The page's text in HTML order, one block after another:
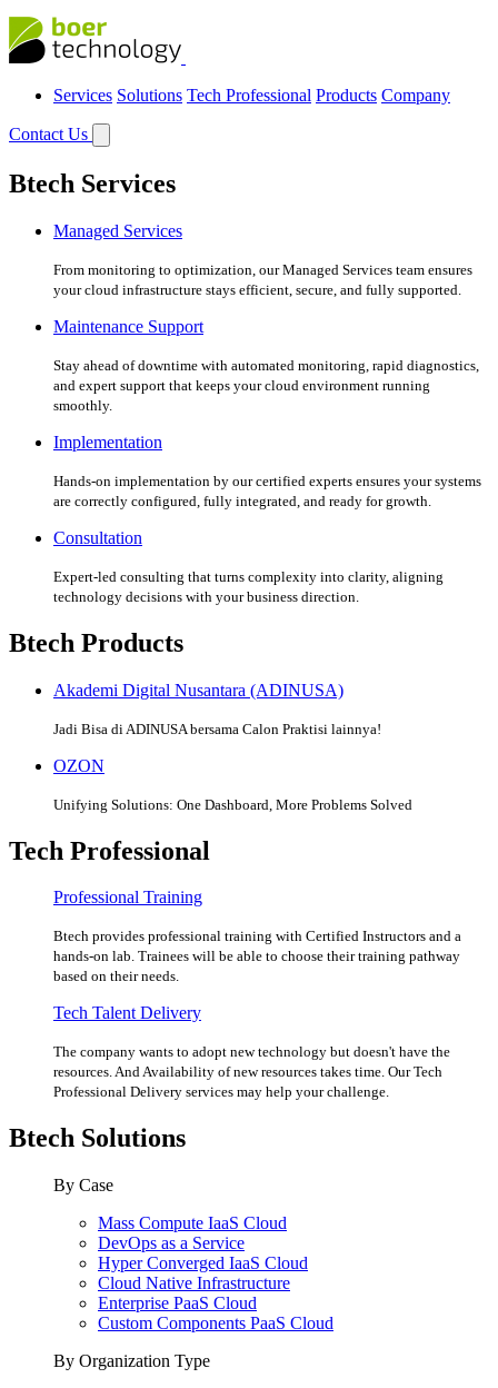
Services Solutions Tech Professional Products Company
Contact Us
Btech Services
Managed Services
From monitoring to optimization, our Managed Services team ensures
your cloud infrastructure stays efficient, secure, and fully supported.
Maintenance Support
Stay ahead of downtime with automated monitoring, rapid diagnostics,
and expert support that keeps your cloud environment running
smoothly.
Implementation
Hands-on implementation by our certified experts ensures your systems
are correctly configured, fully integrated, and ready for growth.
Consultation
Expert-led consulting that turns complexity into clarity, aligning
technology decisions with your business direction.
Btech Products
Akademi Digital Nusantara (ADINUSA)
Jadi Bisa di ADINUSA bersama Calon Praktisi lainnya!
OZON
Unifying Solutions: One Dashboard, More Problems Solved
Tech Professional
Professional Training
Btech provides professional training with Certified Instructors and a
hands-on lab. Trainees will be able to choose their training pathway
based on their needs.
Tech Talent Delivery
The company wants to adopt new technology but doesn't have the
resources. And Availability of new resources takes time. Our Tech
Professional Delivery services may help your challenge.
Btech Solutions
By Case
Mass Compute IaaS Cloud
DevOps as a Service
Hyper Converged IaaS Cloud
Cloud Native Infrastructure
Enterprise PaaS Cloud
Custom Components PaaS Cloud
By Organization Type